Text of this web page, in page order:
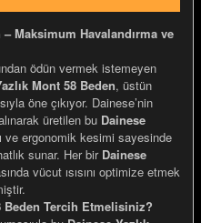
Maksimum Havalandırma ve
ödün vermek istemeyen
Mont 58 Beden, üstün
öne çıkıyor. Dainese’nin
üretilen bu Dainese
ve ergonomik kesimi sayesinde
sunar. Her bir Dainese
vücut ısısını optimize etmek
Beden Tercih Etmelisiniz?